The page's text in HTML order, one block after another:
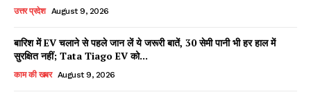
उत्तर प्रदेश August 9, 2026
बारिश में EV चलाने से पहले जान लें ये जरूरी बातें, 30 सेमी पानी भी हर हाल में
सुरक्षित नहीं; Tata Tiago EV को...
काम की खबर August 9, 2026